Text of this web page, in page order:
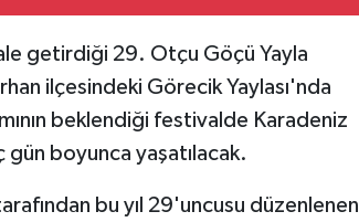
getirdiği 29. Otçu Göçü Yayla
ilçesindeki Görecik Yaylası'nda
beklendiği festivalde Karadeniz
boyunca yaşatılacak.
bu yıl 29'uncusu düzenlenen